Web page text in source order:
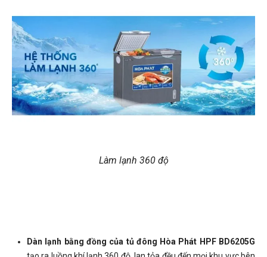
Làm lạnh 360 độ
Dàn lạnh bằng đồng của tủ đông Hòa Phát HPF BD6205G